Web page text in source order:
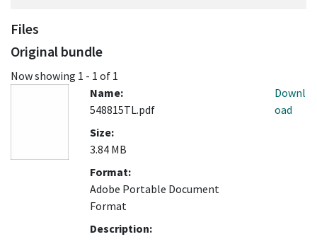
Files
Original bundle
Now showing 1 - 1 of 1
Name:
548815TL.pdf
Size:
3.84 MB
Format:
Adobe Portable Document
Format
Description:
Downl
oad